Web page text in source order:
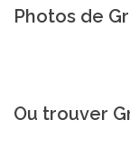
Photos de
Ou trouver